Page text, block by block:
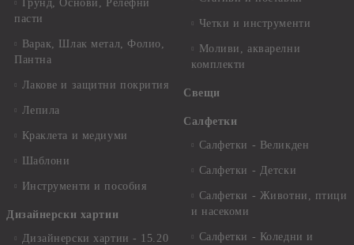
Грунд, Основи, Релефни
пасти
Варак, Шлак метал, Фолио,
Пантна
Лакове и защитни покрития
Лепила
Краклета и медиуми
Шаблони
Инструменти и пособия
Дизайнерски хартии
Дизайнерски хартии - 15.20
Четки и инструменти
Моливи, акварелни
комплекти
Свещи
Салфетки
Салфетки - Великден
Салфетки - Детски
Салфетки - Животни, птици
и насекоми
Салфетки - Коледни и